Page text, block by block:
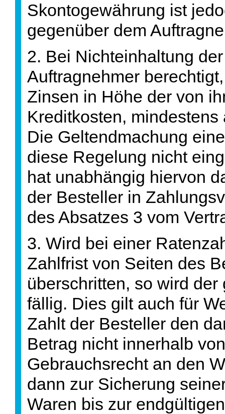
Skontogewährung ist
gegenüber dem
2. Bei Nichteinhaltung
Auftragnehmer
Zinsen in Höhe der von
Kreditkosten,
Die Geltendmachung
diese Regelung nicht
hat unabhängig hiervon
der Besteller in
des Absatzes 3 vom
3. Wird bei einer
Zahlfrist von Seiten des
überschritten, so wird
fällig. Dies gilt auch für
Zahlt der Besteller den
Betrag nicht innerhalb
Gebrauchsrecht an den
dann zur Sicherung
Waren bis zur